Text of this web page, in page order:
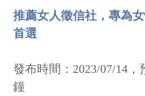
推薦女人徵信社，專為
首選
發布時間：2023/07/14
鐘